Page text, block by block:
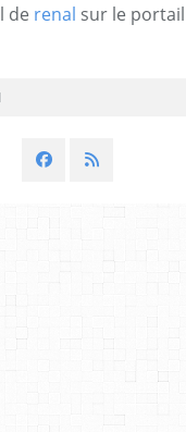
de renal sur le portail